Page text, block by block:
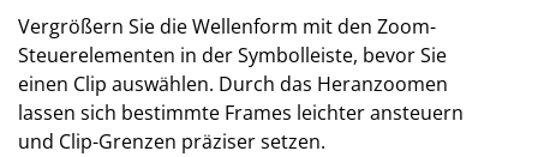
Vergrößern Sie die Wellenform mit den Zoom-
Steuerelementen in der Symbolleiste, bevor Sie
einen Clip auswählen. Durch das Heranzoomen
lassen sich bestimmte Frames leichter ansteuern
und Clip-Grenzen präziser setzen.